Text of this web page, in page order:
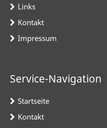
Links
Kontakt
Impressum
Service-Navigation
Startseite
Kontakt